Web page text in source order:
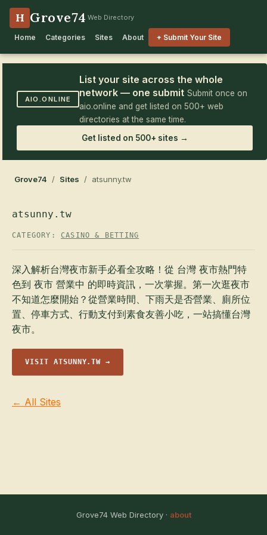
H Grove74 Web Directory
Home Categories Sites About + Submit Your Site
AIO.ONLINE
List your site across the whole
network — one submit Submit once on
aio.online and get listed on 500+ web
directories at the same time.
Get listed on 500+ sites →
Grove74 / Sites / atsunny.tw
atsunny.tw
CATEGORY: CASINO & BETTING
深入解析台灣夜市新手必看全攻略！從 台灣 夜市熱門特
色到 夜市 營業中 的即時資訊，一次掌握。第一次逛夜市
不知道怎麼開始？從營業時間、下雨天是否營業、廁所位
置、停車方式、行動支付到素食友善小吃，一站搞懂台灣
夜市。
VISIT ATSUNNY.TW →
← All Sites
Grove74 Web Directory · about